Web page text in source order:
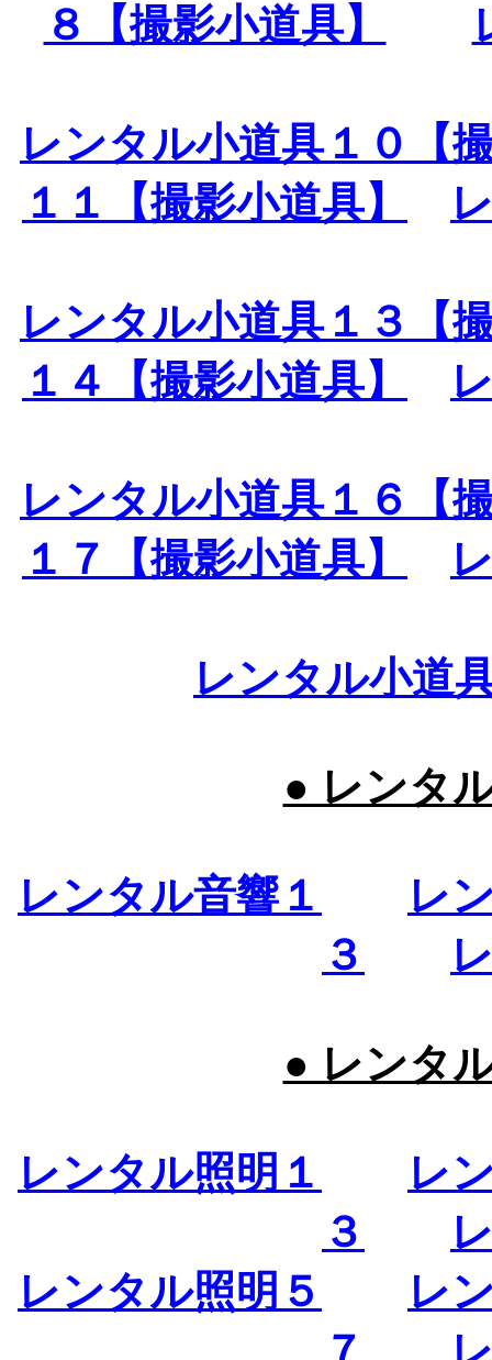
８【撮影小道具】
レンタル小道具１０【
１１【撮影小道具】
レンタル小道具１３【
１４【撮影小道具】
レンタル小道具１６【
１７【撮影小道具】
レンタル小道
● レンタ
レンタル音響１
レ
３
● レンタ
レンタル照明１
レ
３
レンタル照明５
レ